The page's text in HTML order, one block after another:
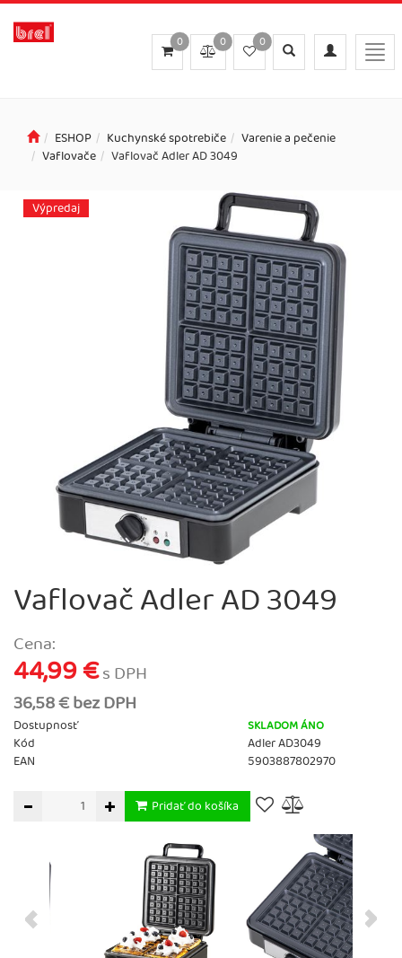
Toggle
navigation
Toggle
search
0
0
0
ESHOP Kuchynské spotrebiče
Varenie a pečenie
Vaflovače
Vaflovač Adler AD 3049
Výpredaj
Vaflovač Adler AD 3049
Cena:
44,99 €s DPH
36,58 € bez DPH
Dostupnosť SKLADOM ÁNO
Kód
Adler AD3049
EAN
5903887802970
Pridať do košíka